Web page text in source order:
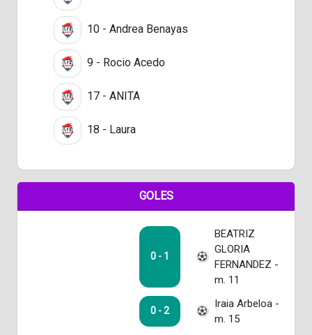
10 - Andrea Benayas
9 - Rocio Acedo
17 - ANITA
18 - Laura
GOLES
0 - 1
BEATRIZ
GLORIA
FERNANDEZ -
m. 11
0 - 2
Iraia Arbeloa -
m. 15